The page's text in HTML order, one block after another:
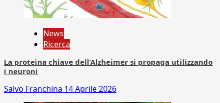
News
Ricerca
La proteina chiave dell’Alzheimer si propaga utilizzando
i neuroni
Salvo Franchina 14 Aprile 2026